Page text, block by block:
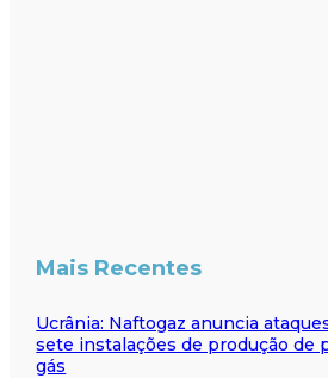
Mais Recentes
Ucrânia: Naftogaz anuncia
sete instalações de produção de
gás